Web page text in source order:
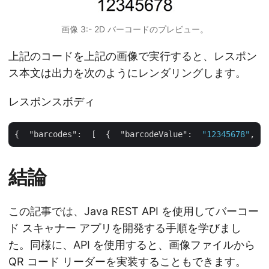
画像 3:- 2D バーコードのプレビュー。
上記のコードを上記の画像で実行すると、レスポン
ス本文は出力を次のようにレンダリングします。
レスポンスボディ
{ "barcodes" :  [  { "barcodeValue" : "12345678" ,
結論
この記事では、Java REST API を使用してバーコー
ド スキャナー アプリを開発する手順を学びまし
た。同様に、API を使用すると、画像ファイルから
QR コード リーダーを実装することもできます。